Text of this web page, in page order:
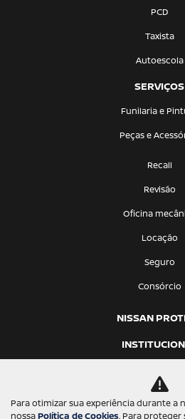
PCD
Taxista
Autoescola
SERVIÇOS
Funilaria e
Peças e
Recall
Revisão
Oficina
Locação
Seguro
Consórcio
NISSAN
Trabalhe
Para otimizar sua experiência durante a
nossaPolítica de Cookies. Para proteger